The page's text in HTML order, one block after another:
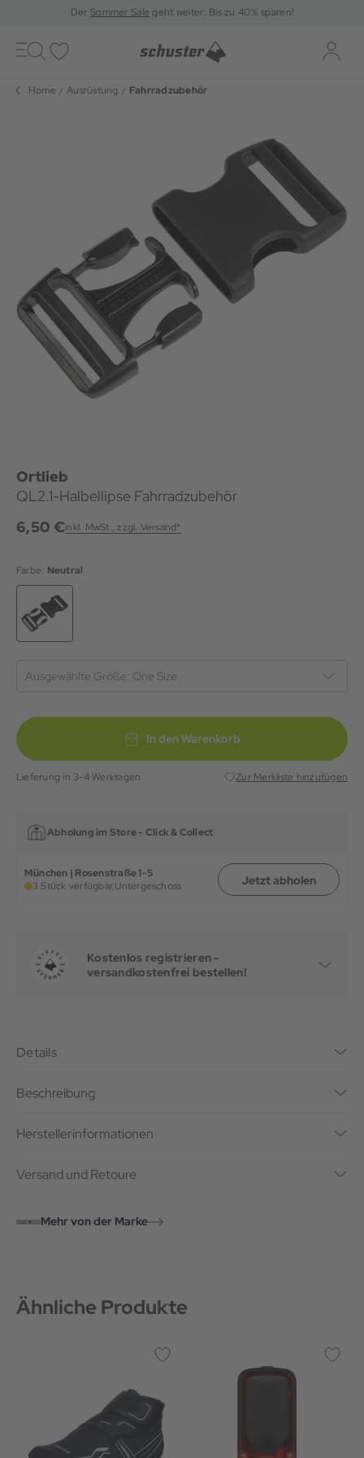
DerSommer Sale geht weiter: Bis zu 40% sparen!
Toggle
navigation
Home Ausrüstung Fahrradzubehör
Ortlieb
QL2.1-Halbellipse Fahrradzubehör
6,50 €inkl. MwSt., zzgl. Versand*
Farbe: Neutral
Ausgewählte Größe: One Size
In den Warenkorb
Lieferung in 3-4 Werktagen Zur Merkliste hinzufügen
Abholung im Store - Click & Collect
München | Rosenstraße 1-5
3 Stück verfügbar,Untergeschoss Jetzt abholen
Kostenlos registrieren -
versandkostenfrei bestellen!
Details
Beschreibung
Herstellerinformationen
Versand und Retoure
Mehr von der Marke
Ähnliche Produkte